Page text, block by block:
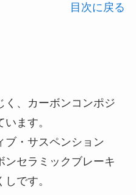
目次に戻る
く、カーボンコンポジ
ます。
ブ・サスペンション
ンセラミックブレーキ
です。